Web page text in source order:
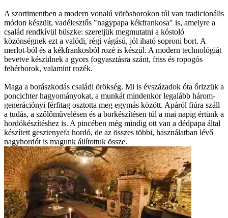
A szortimentben a modern vonalú vörösborokon túl van tradicionális
módon készült, vadélesztős "nagypapa kékfrankosa" is, amelyre a
család rendkívül büszke: szeretjük megmutatni a kóstoló
közönségnek ezt a valódi, régi vágású, jól iható soproni bort. A
merlot-ból és a kékfrankosból rozé is készül. A modern technológiát
bevetve készülnek a gyors fogyasztásra szánt, friss és ropogós
fehérborok, valamint rozék.
Maga a borászkodás családi örökség. Mi is évszázadok óta őrizzük a
poncichter hagyományokat, a munkát mindenkor legalább három-
generációnyi férfitag osztotta meg egymás között. Apáról fiúra száll
a tudás, a szőlőművelésen és a borkészítésen túl a mai napig értünk a
hordókészítéshez is. A pincében még mindig ott van a dédpapa által
készített gesztenyefa hordó, de az összes többi, használatban lévő
nagyhordót is magunk állítottuk össze.